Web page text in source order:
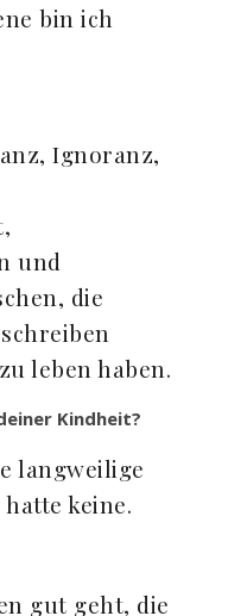
bin ich
Ignoranz,
und
die
leben haben.
Kindheit?
langweilige
keine.
gut geht, die